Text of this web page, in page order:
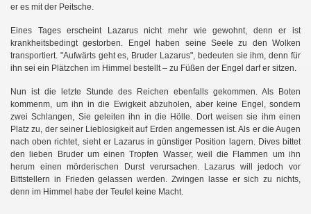
er es mit der Peitsche.
Eines Tages erscheint Lazarus nicht mehr wie gewohnt, denn er ist
krankheitsbedingt gestorben. Engel haben seine Seele zu den Wolken
transportiert. "Aufwärts geht es, Bruder Lazarus", bedeuten sie ihm, denn für
ihn sei ein Plätzchen im Himmel bestellt – zu Füßen der Engel darf er sitzen.
Nun ist die letzte Stunde des Reichen ebenfalls gekommen. Als Boten
kommenm, um ihn in die Ewigkeit abzuholen, aber keine Engel, sondern
zwei Schlangen, Sie geleiten ihn in die Hölle. Dort weisen sie ihm einen
Platz zu, der seiner Lieblosigkeit auf Erden angemessen ist. Als er die Augen
nach oben richtet, sieht er Lazarus in günstiger Position lagern. Dives bittet
den lieben Bruder um einen Tropfen Wasser, weil die Flammen um ihn
herum einen mörderischen Durst verursachen. Lazarus will jedoch vor
Bittstellern in Frieden gelassen werden. Zwingen lasse er sich zu nichts,
denn im Himmel habe der Teufel keine Macht.